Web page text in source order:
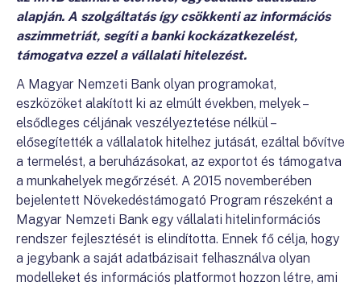
alapján. A szolgáltatás így csökkenti az információs
aszimmetriát, segíti a banki kockázatkezelést,
támogatva ezzel a vállalati hitelezést.
A Magyar Nemzeti Bank olyan programokat,
eszközöket alakított ki az elmúlt években, melyek –
elsődleges céljának veszélyeztetése nélkül –
elősegítették a vállalatok hitelhez jutását, ezáltal bővítve
a termelést, a beruházásokat, az exportot és támogatva
a munkahelyek megőrzését. A 2015 novemberében
bejelentett Növekedéstámogató Program részeként a
Magyar Nemzeti Bank egy vállalati hitelinformációs
rendszer fejlesztését is elindította. Ennek fő célja, hogy
a jegybank a saját adatbázisait felhasználva olyan
modelleket és információs platformot hozzon létre, ami